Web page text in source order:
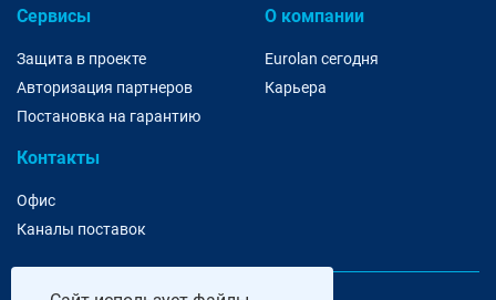
Сервисы
Защита в проекте
Авторизация партнеров
Постановка на гарантию
О компании
Eurolan сегодня
Карьера
Контакты
Офис
Каналы поставок